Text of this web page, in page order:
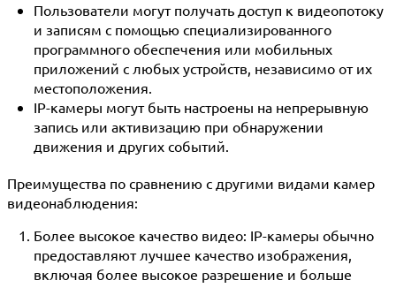
Пользователи могут получать доступ к видеопотоку
и записям с помощью специализированного
программного обеспечения или мобильных
приложений с любых устройств, независимо от их
местоположения.
IP-камеры могут быть настроены на непрерывную
запись или активизацию при обнаружении
движения и других событий.
Преимущества по сравнению с другими видами камер
видеонаблюдения:
Более высокое качество видео: IP-камеры обычно
предоставляют лучшее качество изображения,
включая более высокое разрешение и больше